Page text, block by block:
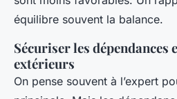
équilibre souvent la balance.
Sécuriser les dépendances
extérieurs
On pense souvent à l’expert